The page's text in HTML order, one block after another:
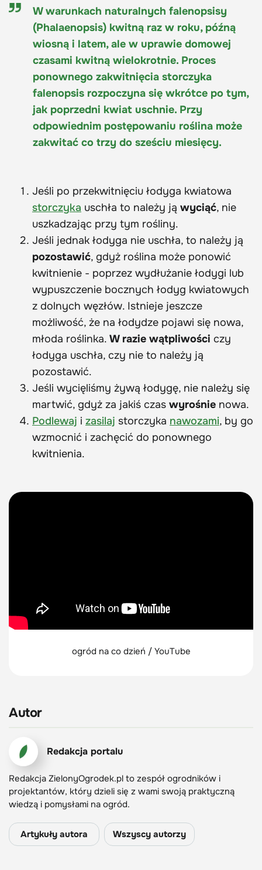
W warunkach naturalnych falenopsisy
(Phalaenopsis) kwitną raz w roku, późną
wiosną i latem, ale w uprawie domowej
czasami kwitną wielokrotnie. Proces
ponownego zakwitnięcia storczyka
falenopsis rozpoczyna się wkrótce po tym,
jak poprzedni kwiat uschnie. Przy
odpowiednim postępowaniu roślina może
zakwitać co trzy do sześciu miesięcy.
Jeśli po przekwitnięciu łodyga kwiatowa
storczyka uschła to należy ją wyciąć, nie
uszkadzając przy tym rośliny.
Jeśli jednak łodyga nie uschła, to należy ją
pozostawić, gdyż roślina może ponowić
kwitnienie - poprzez wydłużanie łodygi lub
wypuszczenie bocznych łodyg kwiatowych
z dolnych węzłów. Istnieje jeszcze
możliwość, że na łodydze pojawi się nowa,
młoda roślinka. W razie wątpliwości czy
łodyga uschła, czy nie to należy ją
pozostawić.
Jeśli wycięliśmy żywą łodygę, nie należy się
martwić, gdyż za jakiś czas wyrośnie nowa.
Podlewaj i zasilaj storczyka nawozami, by go
wzmocnić i zachęcić do ponownego
kwitnienia.
ogród na co dzień / YouTube
Autor
Redakcja portalu
Redakcja ZielonyOgrodek.pl to zespół ogrodników i
projektantów, który dzieli się z wami swoją praktyczną
wiedzą i pomysłami na ogród.
Artykuły autora Wszyscy autorzy